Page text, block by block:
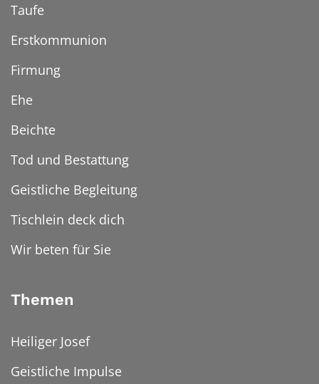
Taufe
Erstkommunion
Firmung
Ehe
Beichte
Tod und Bestattung
Geistliche Begleitung
Tischlein deck dich
Wir beten für Sie
Themen
Heiliger Josef
Geistliche Impulse